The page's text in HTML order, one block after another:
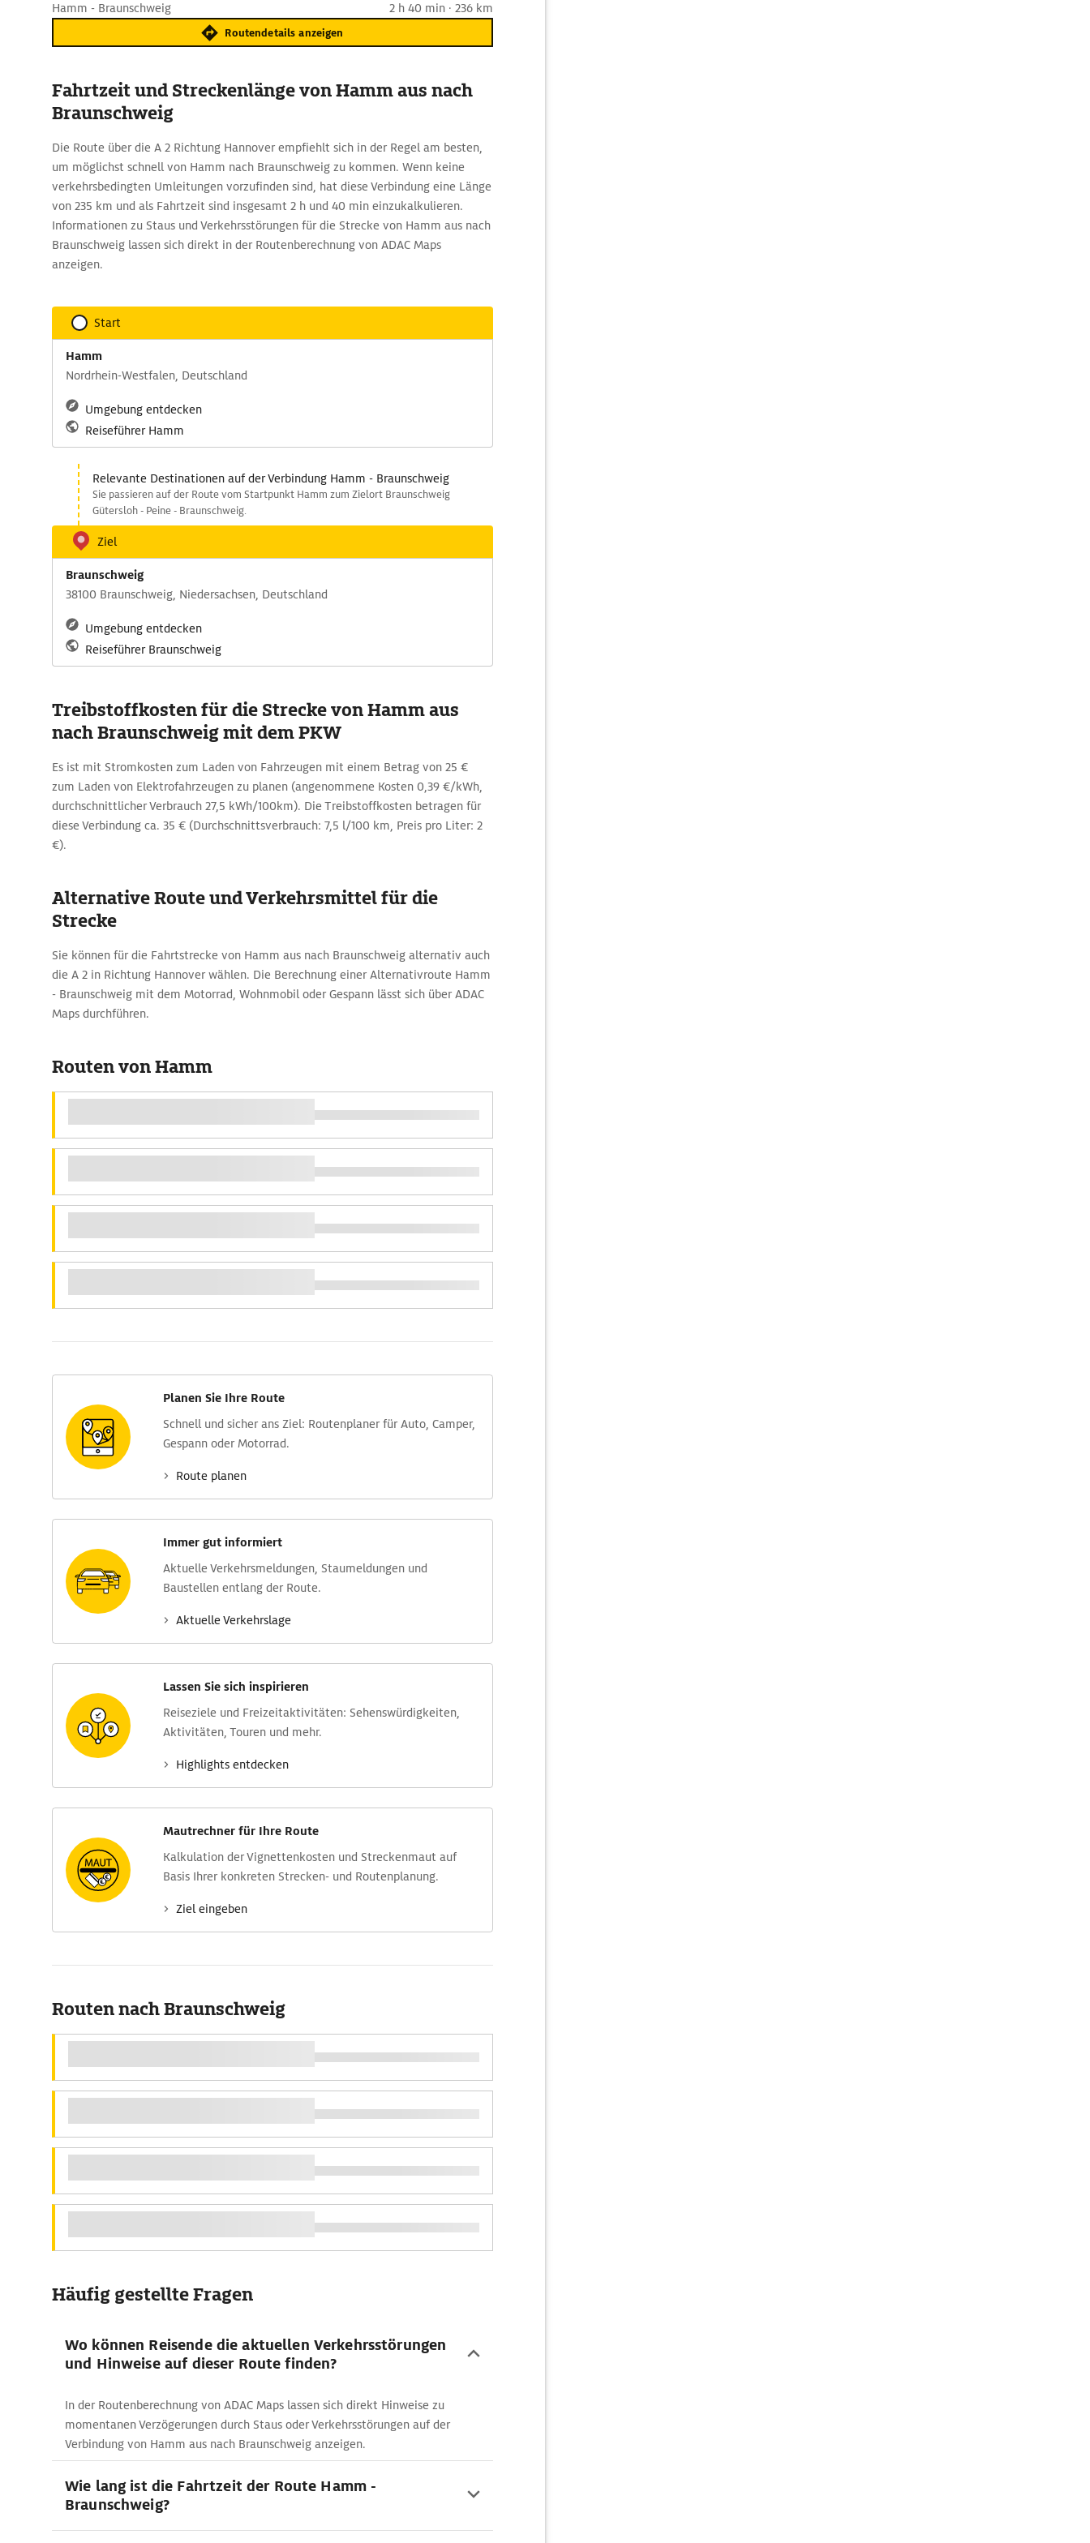
Hamm - Braunschweig 2 h 40 min · 236 km
Routendetails anzeigen
Fahrtzeit und Streckenlänge von Hamm aus nach
Braunschweig
Die Route über die A 2 Richtung Hannover empfiehlt sich in der Regel am besten,
um möglichst schnell von Hamm nach Braunschweig zu kommen. Wenn keine
verkehrsbedingten Umleitungen vorzufinden sind, hat diese Verbindung eine Länge
von 235 km und als Fahrtzeit sind insgesamt 2 h und 40 min einzukalkulieren.
Informationen zu Staus und Verkehrsstörungen für die Strecke von Hamm aus nach
Braunschweig lassen sich direkt in der Routenberechnung von ADAC Maps
anzeigen.
Start
Hamm
Nordrhein-Westfalen, Deutschland
Umgebung entdecken
Reiseführer Hamm
Relevante Destinationen auf der Verbindung Hamm - Braunschweig
Sie passieren auf der Route vom Startpunkt Hamm zum Zielort Braunschweig
Gütersloh - Peine - Braunschweig.
Ziel
Braunschweig
38100 Braunschweig, Niedersachsen, Deutschland
Umgebung entdecken
Reiseführer Braunschweig
Treibstoffkosten für die Strecke von Hamm aus
nach Braunschweig mit dem PKW
Es ist mit Stromkosten zum Laden von Fahrzeugen mit einem Betrag von 25 €
zum Laden von Elektrofahrzeugen zu planen (angenommene Kosten 0,39 €/kWh,
durchschnittlicher Verbrauch 27,5 kWh/100km). Die Treibstoffkosten betragen für
diese Verbindung ca. 35 € (Durchschnittsverbrauch: 7,5 l/100 km, Preis pro Liter: 2
€).
Alternative Route und Verkehrsmittel für die
Strecke
Sie können für die Fahrtstrecke von Hamm aus nach Braunschweig alternativ auch
die A 2 in Richtung Hannover wählen. Die Berechnung einer Alternativroute Hamm
- Braunschweig mit dem Motorrad, Wohnmobil oder Gespann lässt sich über ADAC
Maps durchführen.
Routen von Hamm
Planen Sie Ihre Route
Schnell und sicher ans Ziel: Routen­planer für Auto, Camper,
Gespann oder Motorrad.
Route planen
Immer gut informiert
Aktuelle Verkehrs­meldungen, Stau­meldungen und
Baustellen entlang der Route.
Aktuelle Verkehrs­lage
Lassen Sie sich inspirieren
Reise­ziele und Freizeit­aktivitäten: Sehens­würdig­keiten,
Aktivitäten, Touren und mehr.
Highlights entdecken
Mautrechner für Ihre Route
Kalkulation der Vignettenkosten und Streckenmaut auf
Basis Ihrer konkreten Strecken- und Routenplanung.
Ziel eingeben
Routen nach Braunschweig
Häufig gestellte Fragen
Wo können Reisende die aktuellen Verkehrsstörungen
und Hinweise auf dieser Route finden?
In der Routenberechnung von ADAC Maps lassen sich direkt Hinweise zu
momentanen Verzögerungen durch Staus oder Verkehrsstörungen auf der
Verbindung von Hamm aus nach Braunschweig anzeigen.
Wie lang ist die Fahrtzeit der Route Hamm -
Braunschweig?